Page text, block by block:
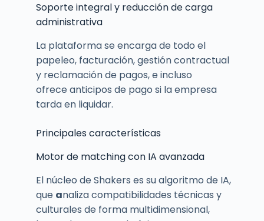
Soporte integral y reducción de carga
administrativa
La plataforma se encarga de todo el
papeleo, facturación, gestión contractual
y reclamación de pagos, e incluso
ofrece anticipos de pago si la empresa
tarda en liquidar.
Principales características
Motor de matching con IA avanzada
El núcleo de Shakers es su algoritmo de IA,
que analiza compatibilidades técnicas y
culturales de forma multidimensional,